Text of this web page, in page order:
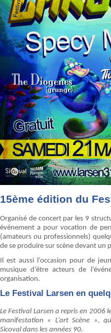
15ème édition du
Organisé de concert par les 9
événement a pour vocation de
(amateurs ou professionnels)
de se produire sur scène devant un
Il est aussi l’occasion pour de
musique d’être acteurs de
organisation.
Le Festival Larsen en
Le Festival Larsen a repris en 2006
manifestation « L’art Scène »,
Sicoval dans les années 90.